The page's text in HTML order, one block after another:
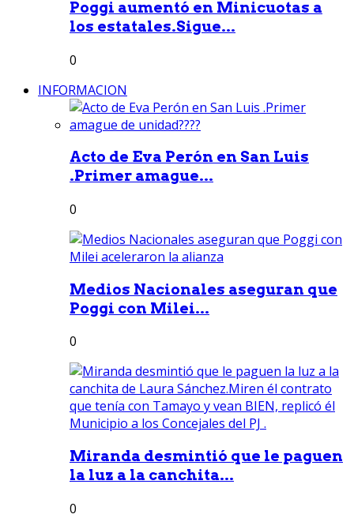
Poggi aumentó en Minicuotas a
los estatales.Sigue...
0
INFORMACION
Acto de Eva Perón en San Luis
.Primer amague...
0
Medios Nacionales aseguran que
Poggi con Milei...
0
Miranda desmintió que le paguen
la luz a la canchita...
0